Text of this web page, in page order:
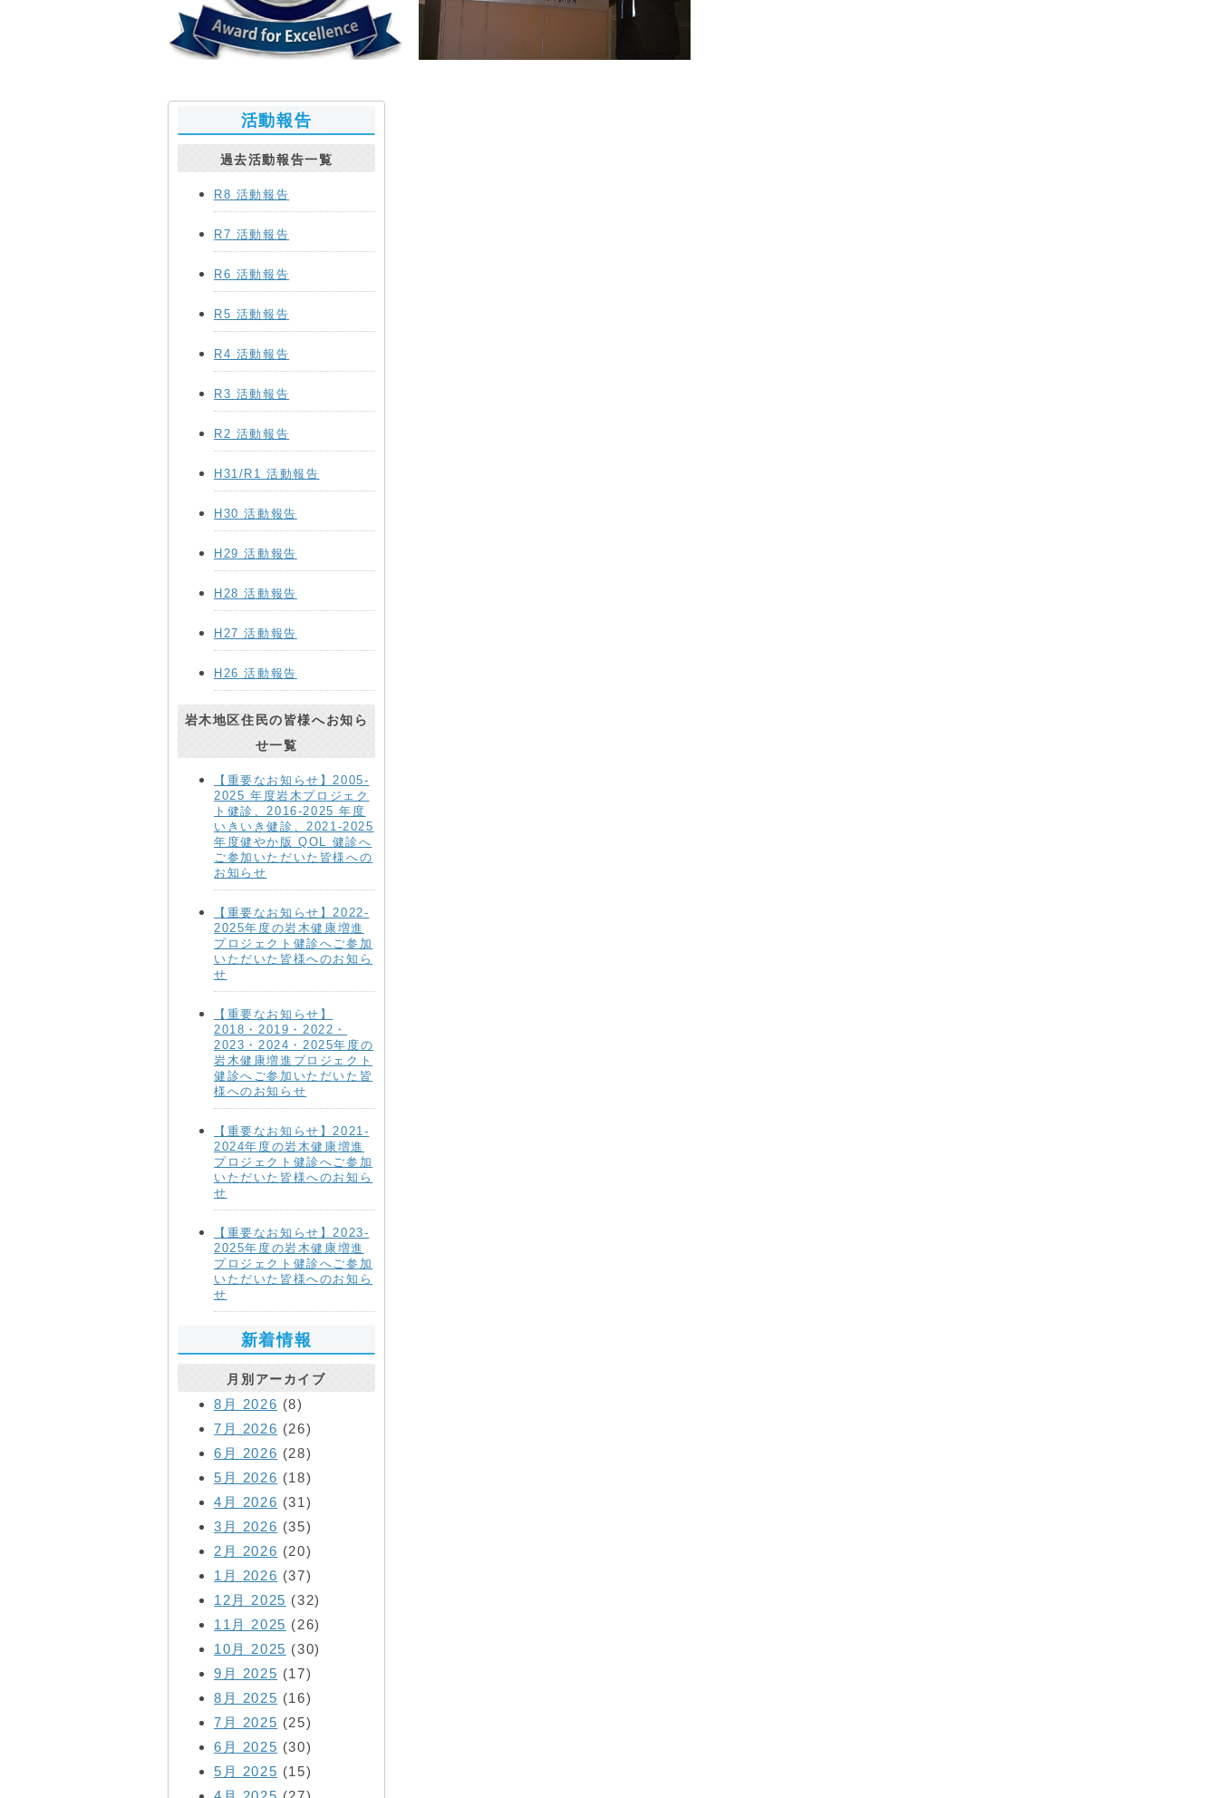
活動報告
過去活動報告一覧
R8 活動報告
R7 活動報告
R6 活動報告
R5 活動報告
R4 活動報告
R3 活動報告
R2 活動報告
H31/R1 活動報告
H30 活動報告
H29 活動報告
H28 活動報告
H27 活動報告
H26 活動報告
岩木地区住民の皆様へお知ら
せ一覧
【重要なお知らせ】2005-
2025 年度岩木プロジェク
ト健診、2016-2025 年度
いきいき健診、2021-2025
年度健やか版 QOL 健診へ
ご参加いただいた皆様への
お知らせ
【重要なお知らせ】2022-
2025年度の岩木健康増進
プロジェクト健診へご参加
いただいた皆様へのお知ら
せ
【重要なお知らせ】
2018・2019・2022・
2023・2024・2025年度の
岩木健康増進プロジェクト
健診へご参加いただいた皆
様へのお知らせ
【重要なお知らせ】2021-
2024年度の岩木健康増進
プロジェクト健診へご参加
いただいた皆様へのお知ら
せ
【重要なお知らせ】2023-
2025年度の岩木健康増進
プロジェクト健診へご参加
いただいた皆様へのお知ら
せ
新着情報
月別アーカイブ
8月 2026 (8)
7月 2026 (26)
6月 2026 (28)
5月 2026 (18)
4月 2026 (31)
3月 2026 (35)
2月 2026 (20)
1月 2026 (37)
12月 2025 (32)
11月 2025 (26)
10月 2025 (30)
9月 2025 (17)
8月 2025 (16)
7月 2025 (25)
6月 2025 (30)
5月 2025 (15)